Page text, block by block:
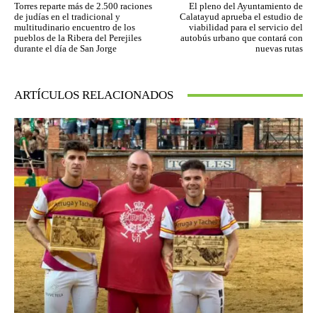
Torres reparte más de 2.500 raciones
de judías en el tradicional y
multitudinario encuentro de los
pueblos de la Ribera del Perejiles
durante el día de San Jorge
El pleno del Ayuntamiento de
Calatayud aprueba el estudio de
viabilidad para el servicio del
autobús urbano que contará con
nuevas rutas
ARTÍCULOS RELACIONADOS